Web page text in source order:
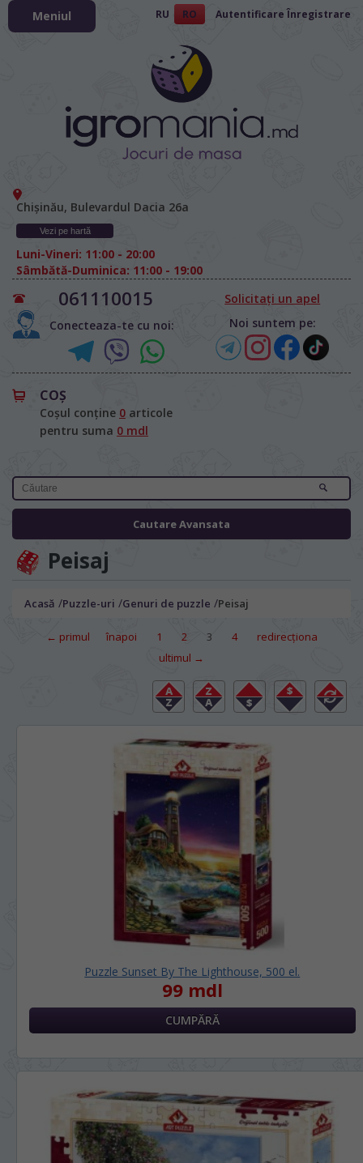
RU RO Autentificare Înregistrare
Chișinău, Bulevardul Dacia 26а
Vezi pe hartă
Luni-Vineri: 11:00 - 20:00
Sâmbătă-Duminica: 11:00 - 19:00
061110015
Conecteaza-te cu noi:
Solicitați un apel
Noi suntem pe:
COŞ
Coșul conține 0 articole
pentru suma 0 mdl
Cautare Avansata
Meniul
Peisaj
Acasă /Puzzle-uri /Genuri de puzzle /Peisaj
← primul înapoi 1 2 3 4
redirecţiona
ultimul →
Puzzle Sunset By The Lighthouse, 500 el.
99 mdl